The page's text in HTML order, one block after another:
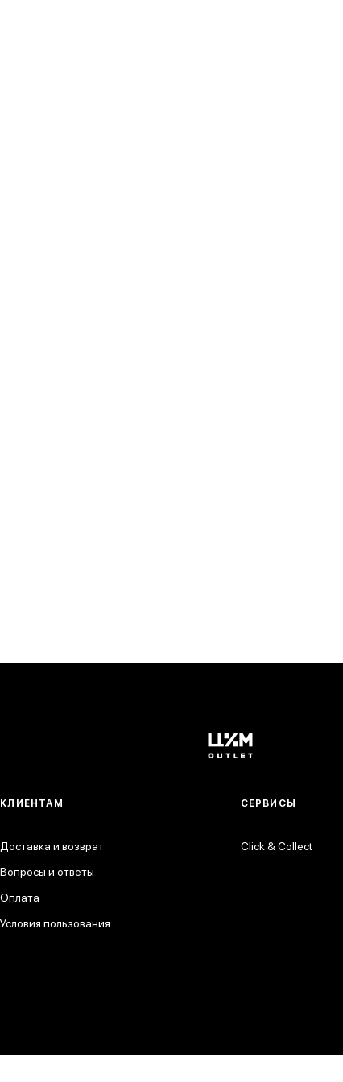
КЛИЕНТАМ
Доставка и возврат
Вопросы и ответы
Оплата
Условия пользования
СЕРВИСЫ
Click & Collect